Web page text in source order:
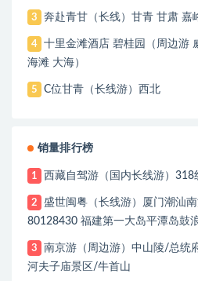
3 奔赴青甘（长线）甘青 甘肃 嘉
4
十里金滩酒店 碧桂园（周边游
海滩 大海）
5 C位甘青（长线游）西北
销量排行榜
1 西藏自驾游（国内长线游）318
2
盛世闽粤（长线游）厦门潮汕
80128430 福建第一大岛平潭岛鼓
3
南京游（周边游）中山陵/总统
河夫子庙景区/牛首山